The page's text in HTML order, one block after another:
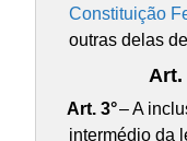
Constituição
outras delas
Art.
Art. 3°– A
intermédio da